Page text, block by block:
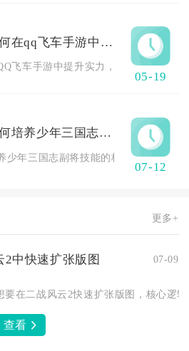
如何在qq飞车手游中提升自己的实力
飞车手游中提升实力，核心在于夯实
05-19
如何培养少年三国志副将技能
少年三国志副将技能的核心结果是优
07-12
更多+
2中快速扩张版图 07-09
要在二战风云2快速扩张版图，核心逻
查看